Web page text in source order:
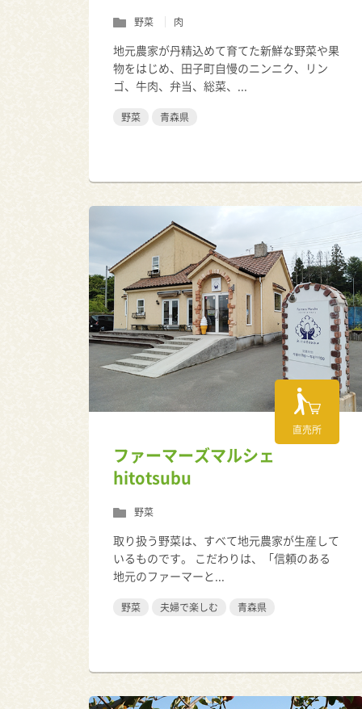
野菜 肉
地元農家が丹精込めて育てた新鮮な野菜や果
物をはじめ、田子町自慢のニンニク、リン
ゴ、牛肉、弁当、総菜、...
野菜 青森県
直売所
ファーマーズマルシェ
hitotsubu
野菜
取り扱う野菜は、すべて地元農家が生産して
いるものです。 こだわりは、「信頼のある
地元のファーマーと...
野菜 夫婦で楽しむ 青森県